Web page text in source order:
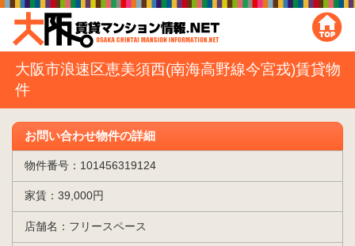
大阪市浪速区恵美須西(南海高野線今宮戎)賃貸物
件
お問い合わせ物件の詳細
物件番号：101456319124
家賃：39,000円
店舗名：フリースペース